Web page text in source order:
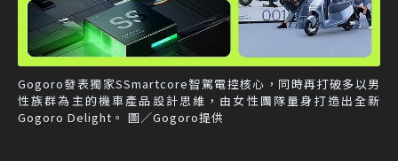
Gogoro發表獨家SSmartcore智駕電控核心，同時再打破多以男
性族群為主的機車產品設計思維，由女性團隊量身打造出全新
Gogoro Delight。 圖／Gogoro提供